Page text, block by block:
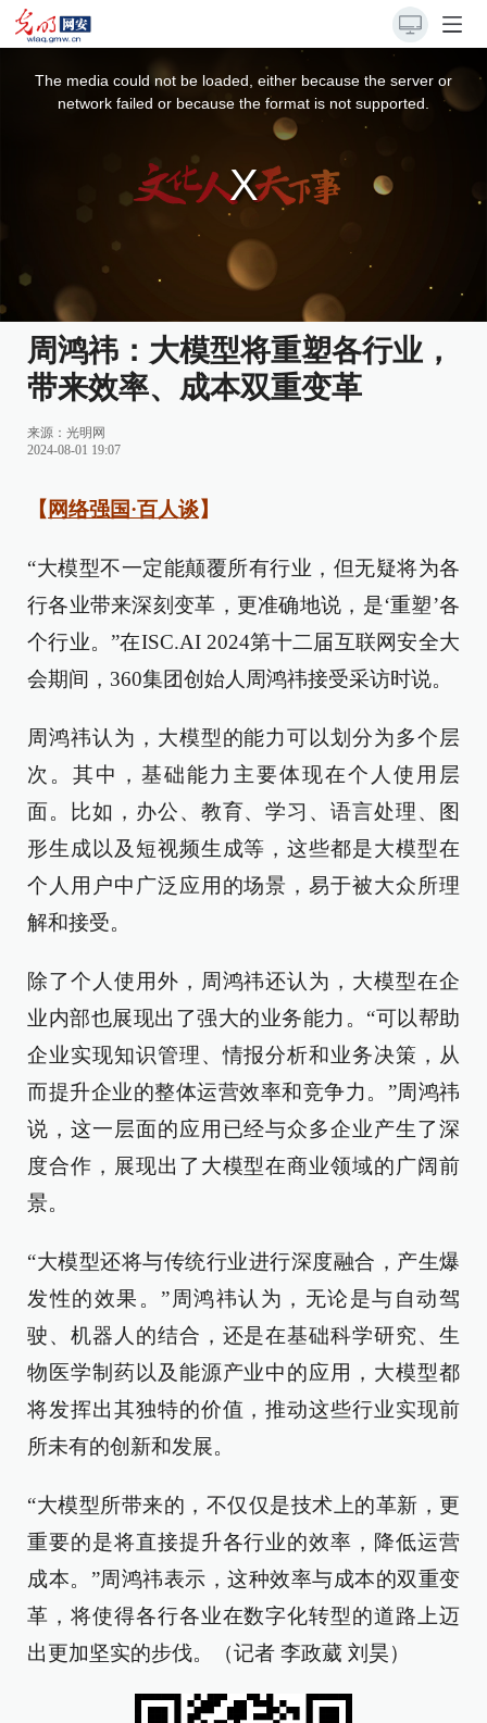
The media could not be loaded, either because the server or
network failed or because the format is not supported.
周鸿祎：大模型将重塑各行业，
带来效率、成本双重变革
来源： 光明网
2024-08-01 19:07
【 网络强国·百人谈】
“大模型不一定能颠覆所有行业，但无疑将为各
行各业带来深刻变革，更准确地说，是‘重塑’各
个行业。”在ISC.AI 2024第十二届互联网安全大
会期间，360集团创始人周鸿祎接受采访时说。
周鸿祎认为，大模型的能力可以划分为多个层
次。其中，基础能力主要体现在个人使用层
面。比如，办公、教育、学习、语言处理、图
形生成以及短视频生成等，这些都是大模型在
个人用户中广泛应用的场景，易于被大众所理
解和接受。
除了个人使用外，周鸿祎还认为，大模型在企
业内部也展现出了强大的业务能力。“可以帮助
企业实现知识管理、情报分析和业务决策，从
而提升企业的整体运营效率和竞争力。”周鸿祎
说，这一层面的应用已经与众多企业产生了深
度合作，展现出了大模型在商业领域的广阔前
景。
“大模型还将与传统行业进行深度融合，产生爆
发性的效果。”周鸿祎认为，无论是与自动驾
驶、机器人的结合，还是在基础科学研究、生
物医学制药以及能源产业中的应用，大模型都
将发挥出其独特的价值，推动这些行业实现前
所未有的创新和发展。
“大模型所带来的，不仅仅是技术上的革新，更
重要的是将直接提升各行业的效率，降低运营
成本。”周鸿祎表示，这种效率与成本的双重变
革，将使得各行各业在数字化转型的道路上迈
出更加坚实的步伐。（记者 李政葳 刘昊）